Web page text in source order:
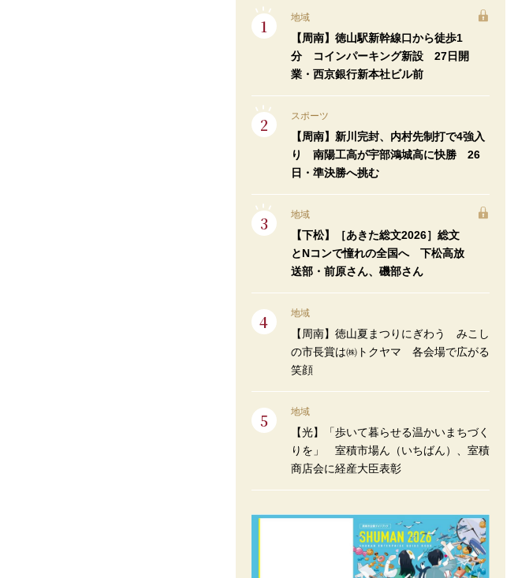
地域
【周南】徳山駅新幹線口から徒歩1
分 コインパーキング新設 27日開
業・西京銀行新本社ビル前
スポーツ
【周南】新川完封、内村先制打で4強入
り 南陽工高が宇部鴻城高に快勝 26
日・準決勝へ挑む
地域
【下松】［あきた総文2026］総文
とNコンで憧れの全国へ 下松高放
送部・前原さん、磯部さん
地域
【周南】徳山夏まつりにぎわう みこし
の市長賞は㈱トクヤマ 各会場で広がる
笑顔
地域
【光】「歩いて暮らせる温かいまちづく
りを」 室積市場ん（いちばん）、室積
商店会に経産大臣表彰